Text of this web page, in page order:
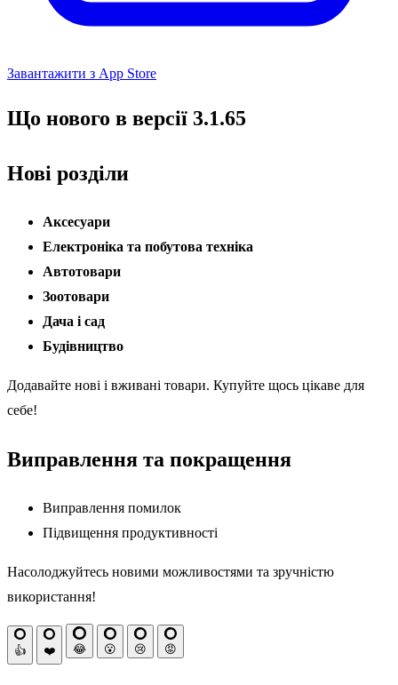
Завантажити з App Store
Що нового в версії 3.1.65
Нові розділи
Аксесуари
Електроніка та побутова техніка
Автотовари
Зоотовари
Дача і сад
Будівництво
Додавайте нові і вживані товари. Купуйте щось цікаве для
себе!
Виправлення та покращення
Виправлення помилок
Підвищення продуктивності
Насолоджуйтесь новими можливостями та зручністю
використання!
👍 ❤️ 😂 😮 😢 😡